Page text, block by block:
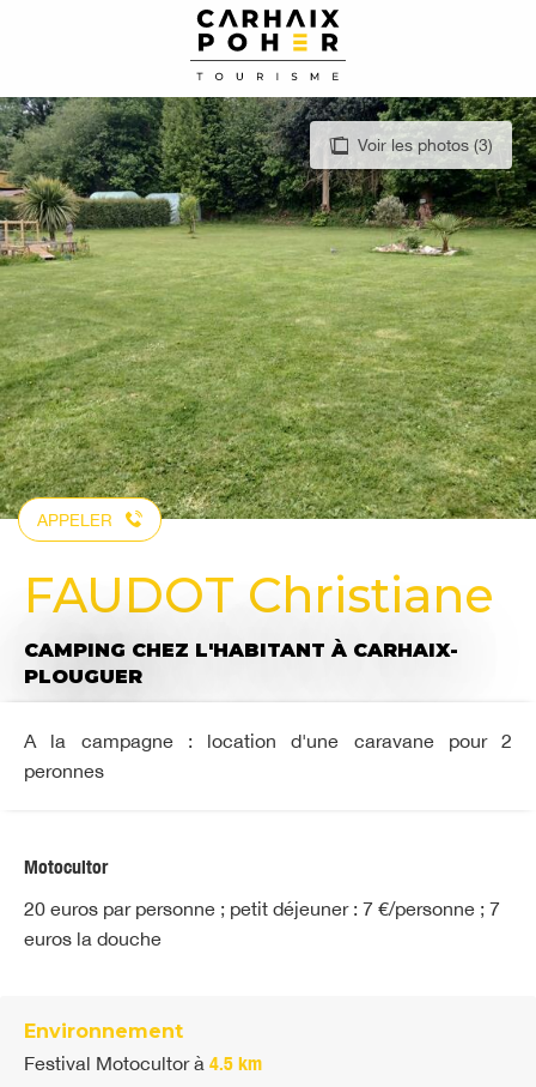
principal
Voir les photos (3)
APPELER
FAUDOT Christiane
CAMPING CHEZ L'HABITANT À CARHAIX-
PLOUGUER
A la campagne : location d'une caravane pour 2
peronnes
Motocultor
20 euros par personne ; petit déjeuner : 7 €/personne ; 7
euros la douche
Environnement
Festival Motocultorà 4.5 km